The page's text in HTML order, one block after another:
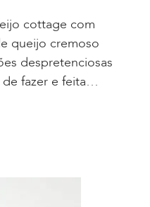
cottage com
queijo cremoso
despretenciosas
de fazer e feita…